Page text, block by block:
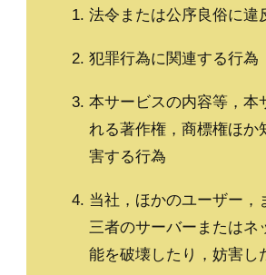
法令または公序良俗に違
犯罪行為に関連する行為
本サービスの内容等，本
れる著作権，商標権ほか
害する行為
当社，ほかのユーザー，
三者のサーバーまたはネ
能を破壊したり，妨害し